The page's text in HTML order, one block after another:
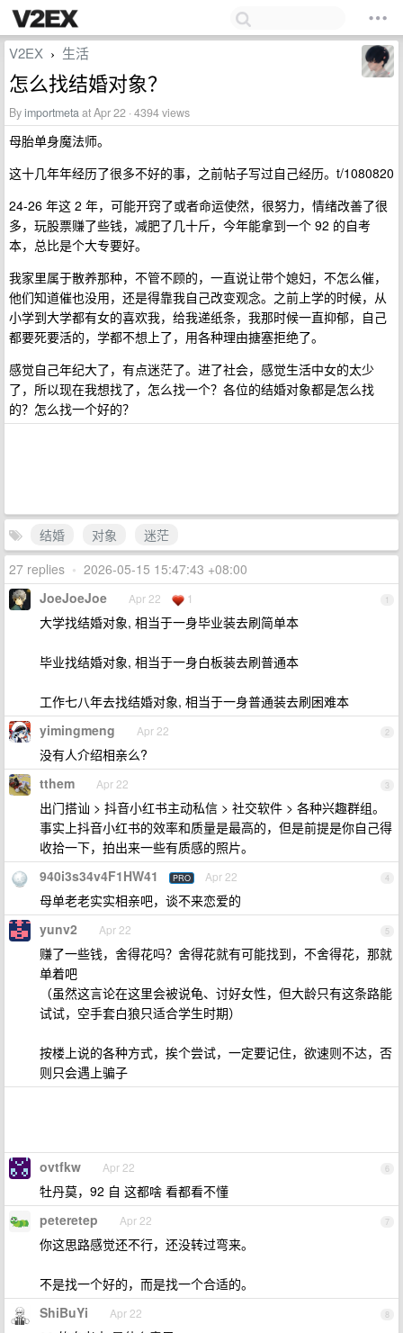
V2EX › 生活
怎么找结婚对象？
Byimportmetaat Apr 22 · 4394 views
母胎单身魔法师。
这十几年年经历了很多不好的事，之前帖子写过自己经历。t/1080820
24-26 年这 2 年，可能开窍了或者命运使然，很努力，情绪改善了很
多，玩股票赚了些钱，减肥了几十斤，今年能拿到一个 92 的自考
本，总比是个大专要好。
我家里属于散养那种，不管不顾的，一直说让带个媳妇，不怎么催，
他们知道催也没用，还是得靠我自己改变观念。之前上学的时候，从
小学到大学都有女的喜欢我，给我递纸条，我那时候一直抑郁，自己
都要死要活的，学都不想上了，用各种理由搪塞拒绝了。
感觉自己年纪大了，有点迷茫了。进了社会，感觉生活中女的太少
了，所以现在我想找了，怎么找一个？各位的结婚对象都是怎么找
的？怎么找一个好的？
结婚 对象
迷茫
27 replies • 2026-05-15 15:47:43 +08:00
1
JoeJoeJoe Apr 22 1
大学找结婚对象, 相当于一身毕业装去刷简单本
毕业找结婚对象, 相当于一身白板装去刷普通本
工作七八年去找结婚对象, 相当于一身普通装去刷困难本
2
yimingmeng Apr 22
没有人介绍相亲么?
3
tthem Apr 22
出门搭讪 > 抖音小红书主动私信 > 社交软件 > 各种兴趣群组。
事实上抖音小红书的效率和质量是最高的，但是前提是你自己得
收拾一下，拍出来一些有质感的照片。
4
940i3s34v4F1HW41 PRO Apr 22
母单老老实实相亲吧，谈不来恋爱的
5
yunv2 Apr 22
赚了一些钱，舍得花吗？舍得花就有可能找到，不舍得花，那就
单着吧
（虽然这言论在这里会被说龟、讨好女性，但大龄只有这条路能
试试，空手套白狼只适合学生时期）
按楼上说的各种方式，挨个尝试，一定要记住，欲速则不达，否
则只会遇上骗子
6
ovtfkw Apr 22
牡丹莫，92 自 这都啥 看都看不懂
7
peteretep Apr 22
你这思路感觉还不行，还没转过弯来。
不是找一个好的，而是找一个合适的。
8
ShiBuYi Apr 22